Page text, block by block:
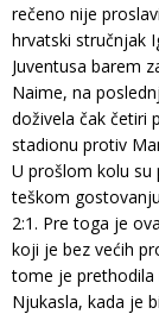
rečeno nije
hrvatski stručnjak
Juventusa barem
Naime, na
doživela čak četiri
stadionu protiv
U prošlom kolu su
teškom
2:1. Pre toga je
koji je bez većih
tome je
Njukasla, kada je